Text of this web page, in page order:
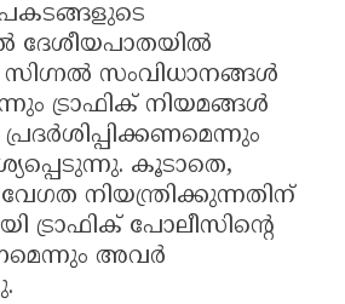
ദേശീയപാതയിൽ
സിഗ്നൽ സംവിധാനങ്ങൾ
ട്രാഫിക് നിയമങ്ങൾ
കൂടാതെ,
നിയന്ത്രിക്കുന്നതിന്
ട്രാഫിക് പോലീസിന്റെ
അവർ